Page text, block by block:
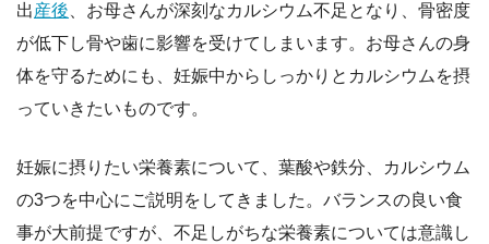
出産後 、お母さんが深刻なカルシウム不足となり、骨密度
が低下し骨や歯に影響を受けてしまいます。お母さんの身
体を守るためにも、妊娠中からしっかりとカルシウムを摂
っていきたいものです。
妊娠に摂りたい栄養素について、葉酸や鉄分、カルシウム
の3つを中心にご説明をしてきました。バランスの良い食
事が大前提ですが、不足しがちな栄養素については意識し